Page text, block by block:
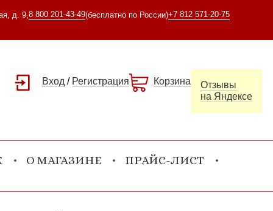
д. 9, 8 800 201-43-49(бесплатно по России)+7 812 571-20-75
Вход / Регистрация Корзина
Отзывы
на Яндексе
О МАГАЗИНЕ ПРАЙС-ЛИСТ